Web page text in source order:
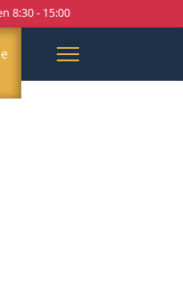
8:30 - 15:00